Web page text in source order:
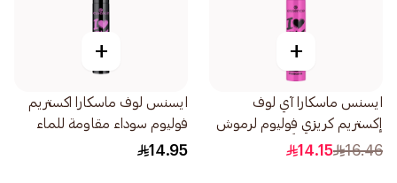
+
ايسنس ماسكارا آي لوف
إكستريم كريزي فوليوم لرموش
بارزة ومكثفة كلياً 12مل
16.46
14.15
+
ايسنس لوف ماسكارا اكستريم
فوليوم سوداء مقاومة للماء
12مل
14.95